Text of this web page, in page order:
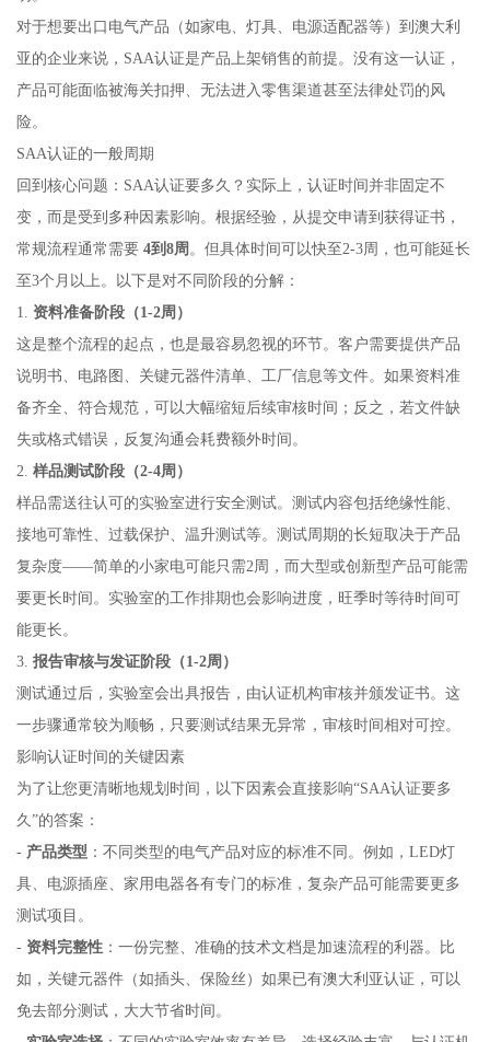
对于想要出口电气产品（如家电、灯具、电源适配器等）到澳大利
亚的企业来说，SAA认证是产品上架销售的前提。没有这一认证，
产品可能面临被海关扣押、无法进入零售渠道甚至法律处罚的风
险。
SAA认证的一般周期
回到核心问题：SAA认证要多久？实际上，认证时间并非固定不
变，而是受到多种因素影响。根据经验，从提交申请到获得证书，
常规流程通常需要 4到8周 。但具体时间可以快至2-3周，也可能延长
至3个月以上。以下是对不同阶段的分解：
1. 资料准备阶段（1-2周）
这是整个流程的起点，也是最容易忽视的环节。客户需要提供产品
说明书、电路图、关键元器件清单、工厂信息等文件。如果资料准
备齐全、符合规范，可以大幅缩短后续审核时间；反之，若文件缺
失或格式错误，反复沟通会耗费额外时间。
2. 样品测试阶段（2-4周）
样品需送往认可的实验室进行安全测试。测试内容包括绝缘性能、
接地可靠性、过载保护、温升测试等。测试周期的长短取决于产品
复杂度——简单的小家电可能只需2周，而大型或创新型产品可能需
要更长时间。实验室的工作排期也会影响进度，旺季时等待时间可
能更长。
3. 报告审核与发证阶段（1-2周）
测试通过后，实验室会出具报告，由认证机构审核并颁发证书。这
一步骤通常较为顺畅，只要测试结果无异常，审核时间相对可控。
影响认证时间的关键因素
为了让您更清晰地规划时间，以下因素会直接影响“SAA认证要多
久”的答案：
- 产品类型 ：不同类型的电气产品对应的标准不同。例如，LED灯
具、电源插座、家用电器各有专门的标准，复杂产品可能需要更多
测试项目。
- 资料完整性：一份完整、准确的技术文档是加速流程的利器。比
如，关键元器件（如插头、保险丝）如果已有澳大利亚认证，可以
免去部分测试，大大节省时间。